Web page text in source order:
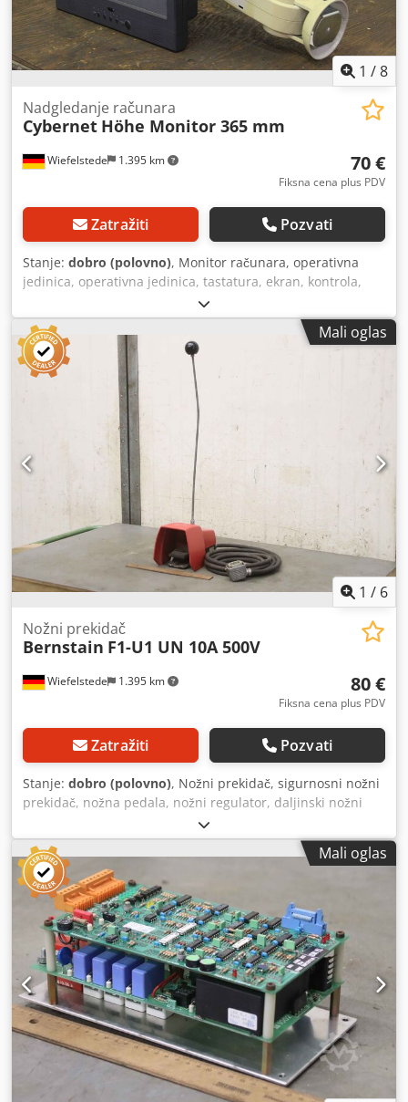
1 /8
Wiefelstede 1.395 km
Nadgledanje računara
Cybernet Höhe Monitor 365 mm
70 €
Fiksna cena plus PDV
Zatražiti Pozvati
Stanje: dobro (polovno), Monitor računara, operativna
jedinica, operativna jedinica, tastatura, ekran, kontrola,
industrijski monitor -Proizvođač: Cybernet Csdpfsfu I N Usx
Acwerf -Dodatna oprema: ruka za mazanje, višestruko
podesiva -Dimenzije: 600/200/H365 mm -Težina: 10 kgMali oglas
1 / 6
Wiefelstede 1.395 km
Nožni prekidač
Bernstain F1-U1 UN 10A 500V
80 €
Fiksna cena plus PDV
Zatražiti Pozvati
Stanje: dobro (polovno), Nožni prekidač, sigurnosni nožni
prekidač, nožna pedala, nožni regulator, daljinski nožni
upravljač, pedalni regulator, pedalni prekidač - Proizvođač:
Bernstein, nožni prekidač tip F1-U1 UN - Napon: 10A 500V-
AC IP65 - Priključak: 6-pinski - Metalno kućište: sa zaštitnim
poklopcem - Ukupne dimenzije: 280/150/V760 mm Crjdpoi
En Dfjfx Acwef - Težina: 3,3 kg
Mali oglas